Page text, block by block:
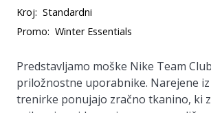
Kroj: Standardni
Promo: Winter Essentials
Predstavljamo moške Nike Team
priložnostne uporabnike. Narejene
trenirke ponujajo zračno tkanino, ki